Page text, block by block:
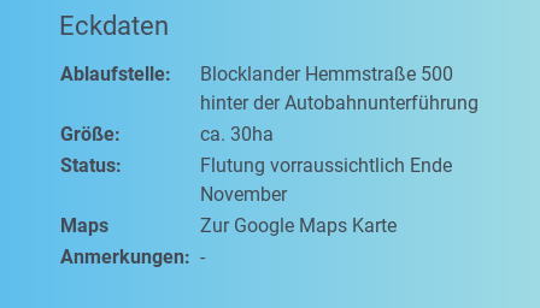
Eckdaten
Ablaufstelle:
Blocklander Hemmstraße 500
hinter der Autobahnunterführung
Größe:
ca. 30ha
Status:
Flutung vorraussichtlich Ende
November
Maps
Zur Google Maps Karte
Anmerkungen: -